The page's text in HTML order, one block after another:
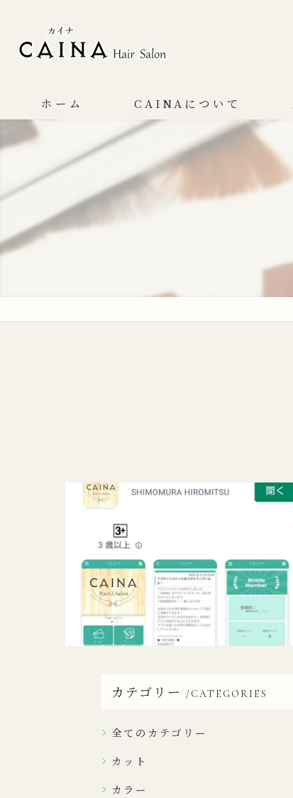
ホーム CAINAについて
コンセプト
サービス
カテゴリー CATEGORIES
全てのカテゴリー
カット
カラー